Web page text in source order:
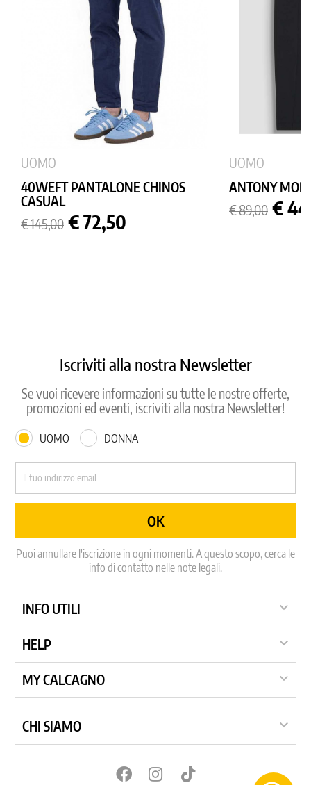
UOMO
40WEFT PANTALONE CHINOS
CASUAL
Prezzo
base
€ 145,00 Prezzo
€ 72,50
UOMO
ANTONY
Prezzo
base
€ 89,00 €
Iscriviti alla nostra Newsletter
Se vuoi ricevere informazioni su tutte le nostre offerte,
promozioni ed eventi, iscriviti alla nostra Newsletter!
UOMO DONNA
Puoi annullare l'iscrizione in ogni momenti. A questo scopo, cerca le
info di contatto nelle note legali.
INFO UTILI 
HELP 
MY CALCAGNO 
CHI SIAMO 